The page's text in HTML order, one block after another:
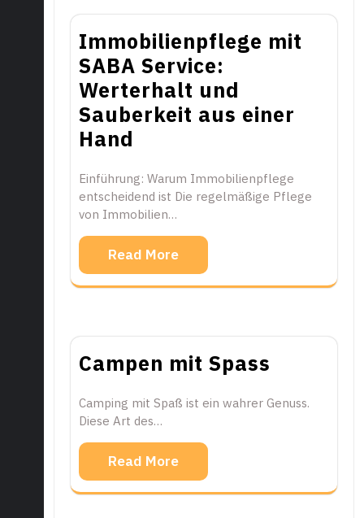
Immobilienpflege mit
SABA Service:
Werterhalt und
Sauberkeit aus einer
Hand
Einführung: Warum Immobilienpflege
entscheidend ist Die regelmäßige Pflege
von Immobilien…
Read More
Campen mit Spass
Camping mit Spaß ist ein wahrer Genuss.
Diese Art des…
Read More